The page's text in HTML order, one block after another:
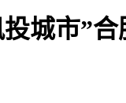
投城市”